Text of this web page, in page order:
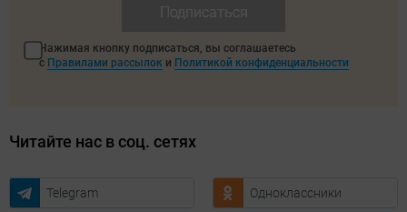
Нажимая кнопку подписаться, вы соглашаетесь
с Правилами рассылок и Политикой конфиденциальности
Читайте нас в соц. сетях
Telegram Одноклассники